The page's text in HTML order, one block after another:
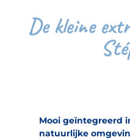
De kleine
Mooi geïntegreerd
natuurlijke